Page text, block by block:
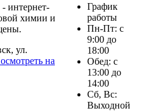
интернет-
химии и
ул.
на
График
работы
Пн-Пт: с
9:00 до
18:00
Обед: с
13:00 до
14:00
Сб, Вс:
Выходной